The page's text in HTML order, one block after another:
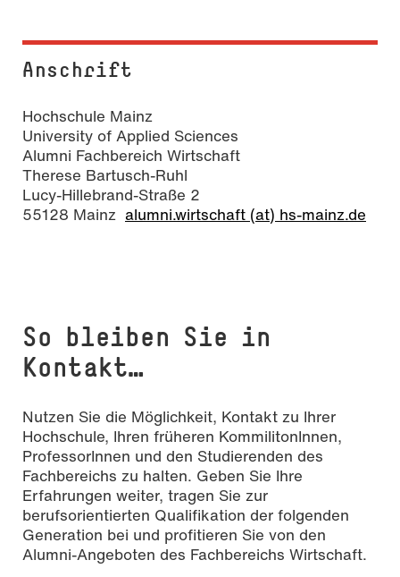
Anschrift
Hochschule Mainz
University of Applied Sciences
Alumni Fachbereich Wirtschaft
Therese Bartusch-Ruhl
Lucy-Hillebrand-Straße 2
55128 Mainz alumni.wirtschaft (at) hs-mainz.de
So bleiben Sie in
Kontakt…
Nutzen Sie die Möglichkeit, Kontakt zu Ihrer
Hochschule, Ihren früheren KommilitonInnen,
ProfessorInnen und den Studierenden des
Fachbereichs zu halten. Geben Sie Ihre
Erfahrungen weiter, tragen Sie zur
berufsorientierten Qualifikation der folgenden
Generation bei und profitieren Sie von den
Alumni-Angeboten des Fachbereichs Wirtschaft.